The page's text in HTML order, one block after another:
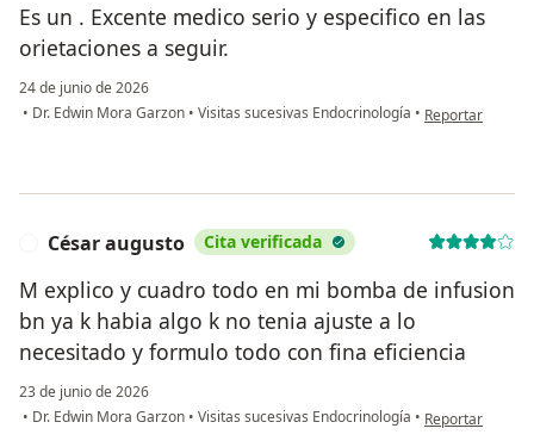
Es un . Excente medico serio y especifico en las
orietaciones a seguir.
24 de junio de 2026
• Dr. Edwin Mora Garzon • Visitas sucesivas Endocrinología • en opinión del
Reportar
César augusto Cita verificada
M explico y cuadro todo en mi bomba de infusion
bn ya k habia algo k no tenia ajuste a lo
necesitado y formulo todo con fina eficiencia
23 de junio de 2026
• Dr. Edwin Mora Garzon • Visitas sucesivas Endocrinología • en opinión del
Reportar